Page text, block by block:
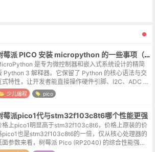
树莓派 PICO 安装 micropython 的一些事项（win7）
是专为微控制器和嵌入式系统设计的精简
Python 3 解释器。它保留了 Python 的核心语法与交
式特性，让开发者能直接操作硬件引脚、I2C、ADC 等
层资源，无需编译即可快速运行代码。相比标准 Py...
少儿编程 pico
莓派pico1代与stm32f103c8t6哪个性能更强
格上pico1明显高于stm32f103c8t6，价格上原装的价
pico1也是stm32f103c8t6的一倍，仅从核心处理器的
面参数来看，树莓派 Pico (RP2040) 的综合性能强于